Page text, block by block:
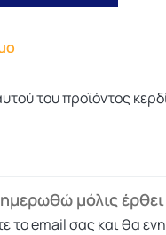
του προϊόντος
μόλις
το email σας και θα